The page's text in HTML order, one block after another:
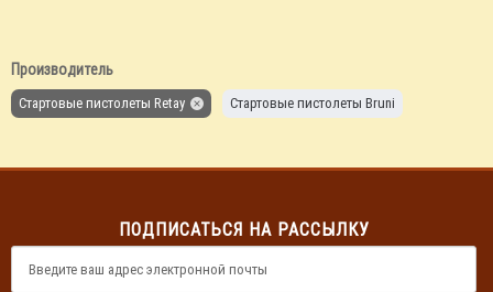
Производитель
Стартовые пистолеты Retay Стартовые пистолеты Bruni
ПОДПИСАТЬСЯ НА РАССЫЛКУ